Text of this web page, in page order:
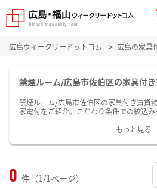
広島ウィークリードットコム 広島の家具
禁煙ルーム/広島市佐伯区の家具付
禁煙ルーム/広島市佐伯区の家具付き賃貸
家電付をご紹介。こだわり条件での絞込み
もっと見る
0 件（1/1ページ）